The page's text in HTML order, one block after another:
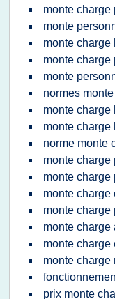
monte
monte
monte charge
monte
monte
normes
monte charge
monte charge
norme monte
monte charge
monte charge
monte charge
monte charge
monte charge
monte
monte charge
prix monte